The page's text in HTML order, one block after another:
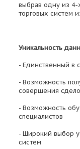
выбрав одну из
торговых систем
Уникальность
- Единственный в
- Возможность
совершения
- Возможность
специалистов
- Широкий выбор
систем